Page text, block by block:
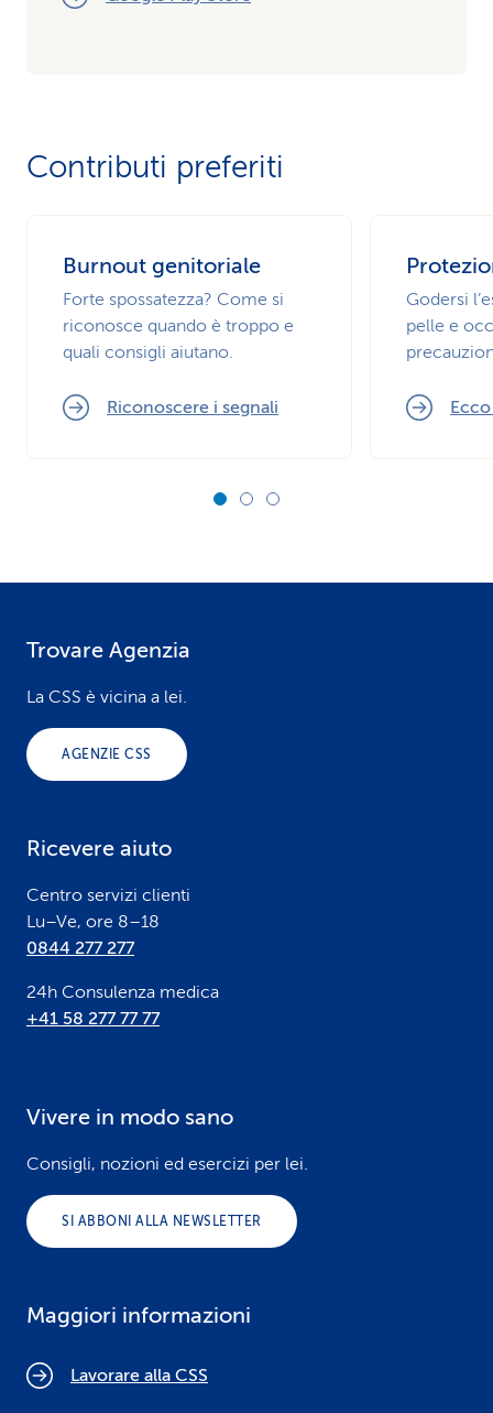
Contributi preferiti
Burnout genitoriale
Forte spossatezza? Come si
riconosce quando è troppo e
quali consigli aiutano.
Riconoscere i segnali
Godersi
pelle e
Trovare Agenzia
La CSS è vicina a lei.
AGENZIE CSS
Ricevere aiuto
Centro servizi clienti
Lu–Ve, ore 8–18
0844 277 277
24h Consulenza medica
+41 58 277 77 77
Vivere in modo sano
Consigli, nozioni ed esercizi per lei.
SI ABBONI ALLA NEWSLETTER
Maggiori informazioni
Lavorare alla CSS